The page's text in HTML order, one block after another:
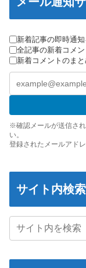
【超新星フラッシ
アクションフィギュ
【VTuber】F:NEX
始】
ダウンード版買う
【艦これ】今日の
【艦これ】ママッ
みい山『そもそも
ｗｗ
【動画】メガネデ
ｗｗ
ウクライナがモス
ろって言われた」
【艦これ】阿賀野姉
【艦これ】堀記事
新着記事の即時通
全記事の新着コメ
新着コメントのま
※確認メールが送信さ
い。
登録されたメールアド
サイト内検索